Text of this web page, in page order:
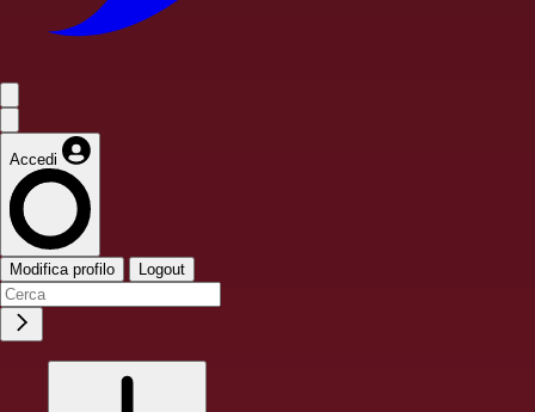
Accedi
Modifica profilo Logout